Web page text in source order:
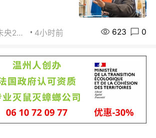
长乐未央2015 4小时前 623 0